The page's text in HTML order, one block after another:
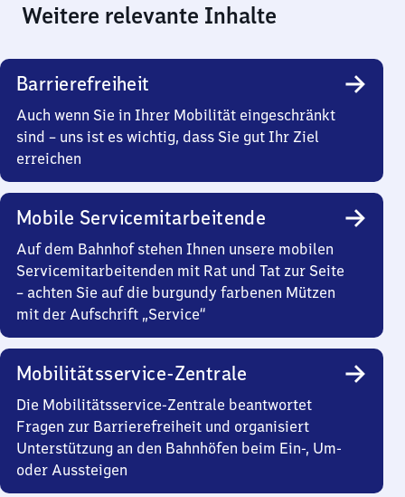
Weitere relevante Inhalte
Barrierefreiheit
Auch wenn Sie in Ihrer Mobilität eingeschränkt
sind – uns ist es wichtig, dass Sie gut Ihr Ziel
erreichen
Mobile Servicemitarbeitende
Auf dem Bahnhof stehen Ihnen unsere mobilen
Servicemitarbeitenden mit Rat und Tat zur Seite
– achten Sie auf die burgundy farbenen Mützen
mit der Aufschrift „Service“
Mobilitätsservice-Zentrale
Die Mobilitätsservice-Zentrale beantwortet
Fragen zur Barrierefreiheit und organisiert
Unterstützung an den Bahnhöfen beim Ein-, Um-
oder Aussteigen